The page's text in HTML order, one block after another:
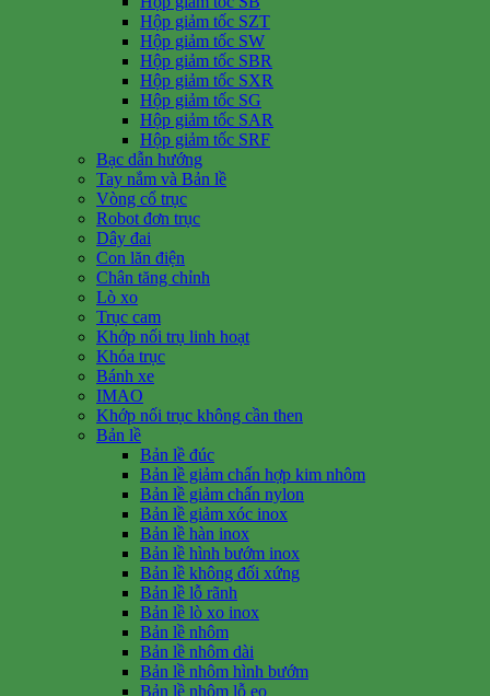
Hộp giảm tốc SZT
Hộp giảm tốc SW
Hộp giảm tốc SBR
Hộp giảm tốc SXR
Hộp giảm tốc SG
Hộp giảm tốc SAR
Hộp giảm tốc SRF
Bạc dẫn hướng
Tay nắm và Bản lề
Vòng cổ trục
Robot đơn trục
Dây đai
Con lăn điện
Chân tăng chỉnh
Lò xo
Trục cam
Khớp nối trụ linh hoạt
Khóa trục
Bánh xe
IMAO
Khớp nối trục không cần then
Bản lề
Bản lề đúc
Bản lề giảm chấn hợp kim nhôm
Bản lề giảm chấn nylon
Bản lề giảm xóc inox
Bản lề hàn inox
Bản lề hình bướm inox
Bản lề không đối xứng
Bản lề lỗ rãnh
Bản lề lò xo inox
Bản lề nhôm
Bản lề nhôm dài
Bản lề nhôm hình bướm
Bản lề nhôm lỗ eo